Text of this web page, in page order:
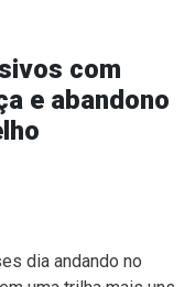
com
e abandono
dia andando no